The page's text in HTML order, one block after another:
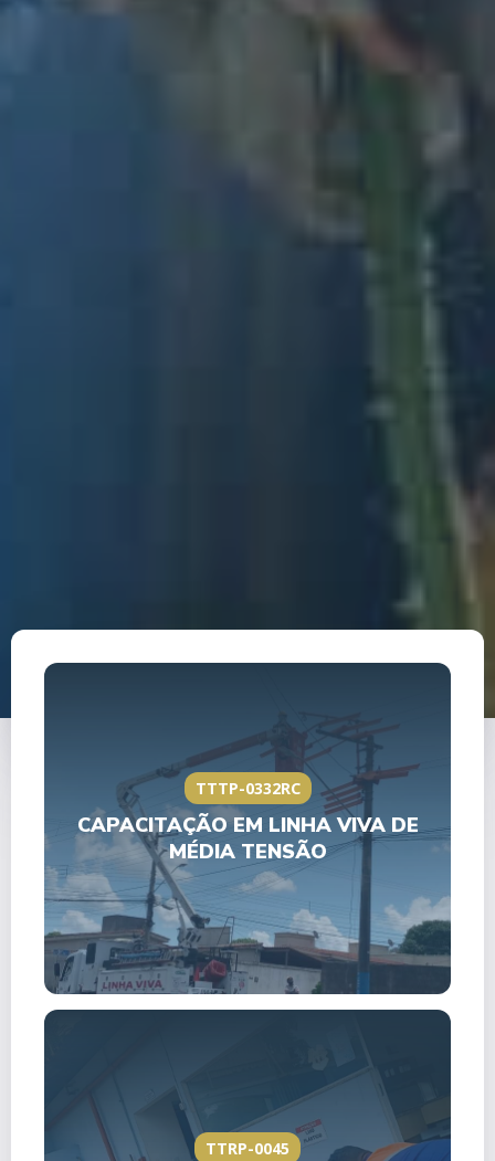
TTTP-0332RC
CAPACITAÇÃO EM LINHA VIVA DE
MÉDIA TENSÃO
TTRP-0045